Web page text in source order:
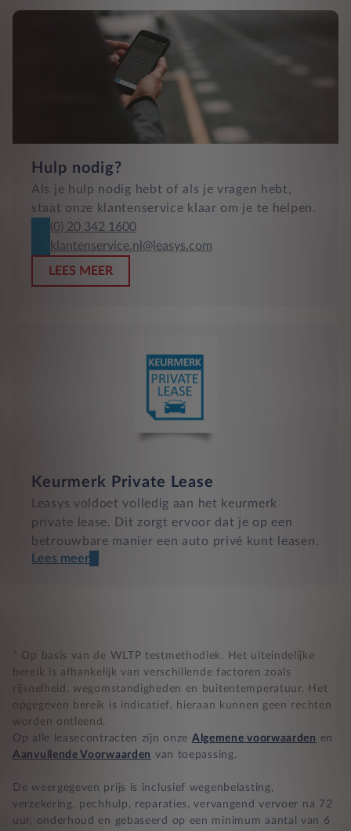
Hulp nodig?
Als je hulp nodig hebt of als je vragen hebt,
staat onze klantenservice klaar om je te helpen.
(0) 20 342 1600
klantenservice.nl@leasys.com
LEES MEER
Keurmerk Private Lease
Leasys voldoet volledig aan het keurmerk
private lease. Dit zorgt ervoor dat je op een
betrouwbare manier een auto privé kunt leasen.
Nooit te hoge financiële lasten
BB 14 dagen bedenktijd
Zekerheid bij klachten
Lees meer
* Op basis van de WLTP testmethodiek. Het uiteindelijke
bereik is afhankelijk van verschillende factoren zoals
rijsnelheid, wegomstandigheden en buitentemperatuur. Het
opgegeven bereik is indicatief, hieraan kunnen geen rechten
worden ontleend.
Op alle leasecontracten zijn onze Algemene voorwaarden en
Aanvullende Voorwaarden van toepassing.
De weergegeven prijs is inclusief wegenbelasting,
verzekering, pechhulp, reparaties, vervangend vervoer na 72
uur, onderhoud en gebaseerd op een minimum aantal van 6